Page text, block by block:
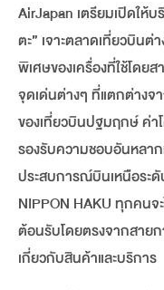
AirJapan เตรียมเปิดให้
ตะ” เจาะตลาดเที่ยวบินต่
พิเศษของเครื่องที่ใช้โดย
จุดเด่นต่างๆ ที่แตกต่าง
ของเที่ยวบินปฐมฤกษ์ ค่า
รองรับความชอบอันหลา
ประสบการณ์บินเหนือร
NIPPON HAKU ทุกคน
ต้อนรับโดยตรงจากสาย
เกี่ยวกับสินค้าและบริการ